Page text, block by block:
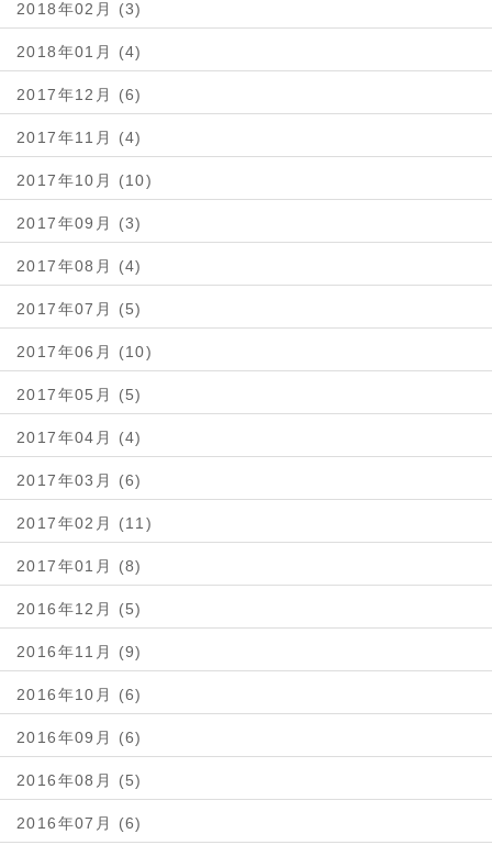
2018年02月 (3)
2018年01月 (4)
2017年12月 (6)
2017年11月 (4)
2017年10月 (10)
2017年09月 (3)
2017年08月 (4)
2017年07月 (5)
2017年06月 (10)
2017年05月 (5)
2017年04月 (4)
2017年03月 (6)
2017年02月 (11)
2017年01月 (8)
2016年12月 (5)
2016年11月 (9)
2016年10月 (6)
2016年09月 (6)
2016年08月 (5)
2016年07月 (6)